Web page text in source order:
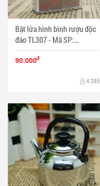
Bật lửa hình bình rượu độc
đáo TL307 - Mã SP:
BL01721
90.000đ
4.285